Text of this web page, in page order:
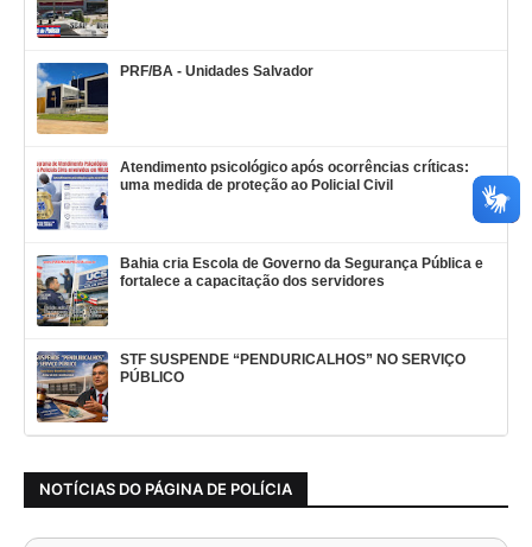
PRF/BA - Unidades Salvador
Atendimento psicológico após ocorrências críticas:
uma medida de proteção ao Policial Civil
Bahia cria Escola de Governo da Segurança Pública e
fortalece a capacitação dos servidores
STF SUSPENDE “PENDURICALHOS” NO SERVIÇO
PÚBLICO
NOTÍCIAS DO PÁGINA DE POLÍCIA